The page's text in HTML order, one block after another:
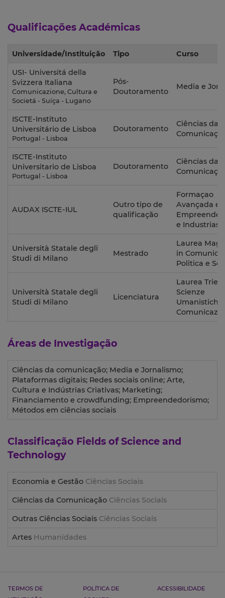
Qualificações Académicas
Universidade/Instituição Tipo Curso
USI- Universitá della
Svizzera Italiana
Comunicazione, Cultura e
Societá - Suíça - Lugano
Pós-
Doutoramento
Media e
ISCTE-Instituto
Universitário de Lisboa
Portugal - Lisboa
Doutoramento
Ciências da
ISCTE-Instituto
Universitario de Lisboa
Portugal - Lisboa
Doutoramento
Ciências da
AUDAX ISCTE-IUL
Outro tipo de
qualificação
Formaçao
Avançada
e Industrias
Università Statale degli
Studi di Milano
Mestrado
Laurea
in
Politica e
Università Statale degli
Studi di Milano
Licenciatura
Laurea
Scienze
Umanistiche
Áreas de Investigação
Ciências da comunicação; Media e Jornalismo;
Plataformas digitais; Redes sociais online; Arte,
Cultura e Indústrias Criativas; Marketing;
Financiamento e crowdfunding; Empreendedorismo;
Métodos em ciências sociais
Classificação Fields of Science and
Technology
Economia e Gestão Ciências Sociais
Ciências da Comunicação Ciências Sociais
Outras Ciências Sociais Ciências Sociais
Artes Humanidades
TERMOS DE
POLÍTICA DE
ACESSIBILIDADE